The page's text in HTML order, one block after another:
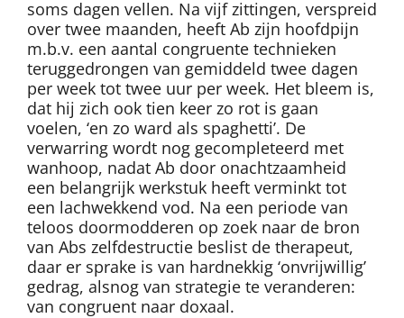
soms dagen vellen. Na vijf zittingen, verspreid
over twee maanden, heeft Ab zijn hoofdpijn
m.b.v. een aantal congruente technieken
teruggedrongen van gemiddeld twee dagen
per week tot twee uur per week. Het bleem is,
dat hij zich ook tien keer zo rot is gaan
voelen, ‘en zo ward als spaghetti’. De
verwarring wordt nog gecompleteerd met
wanhoop, nadat Ab door onachtzaamheid
een belangrijk werkstuk heeft verminkt tot
een lachwekkend vod. Na een periode van
teloos doormodderen op zoek naar de bron
van Abs zelfdestructie beslist de therapeut,
daar er sprake is van hardnekkig ‘onvrijwillig’
gedrag, alsnog van strategie te veranderen:
van congruent naar doxaal.